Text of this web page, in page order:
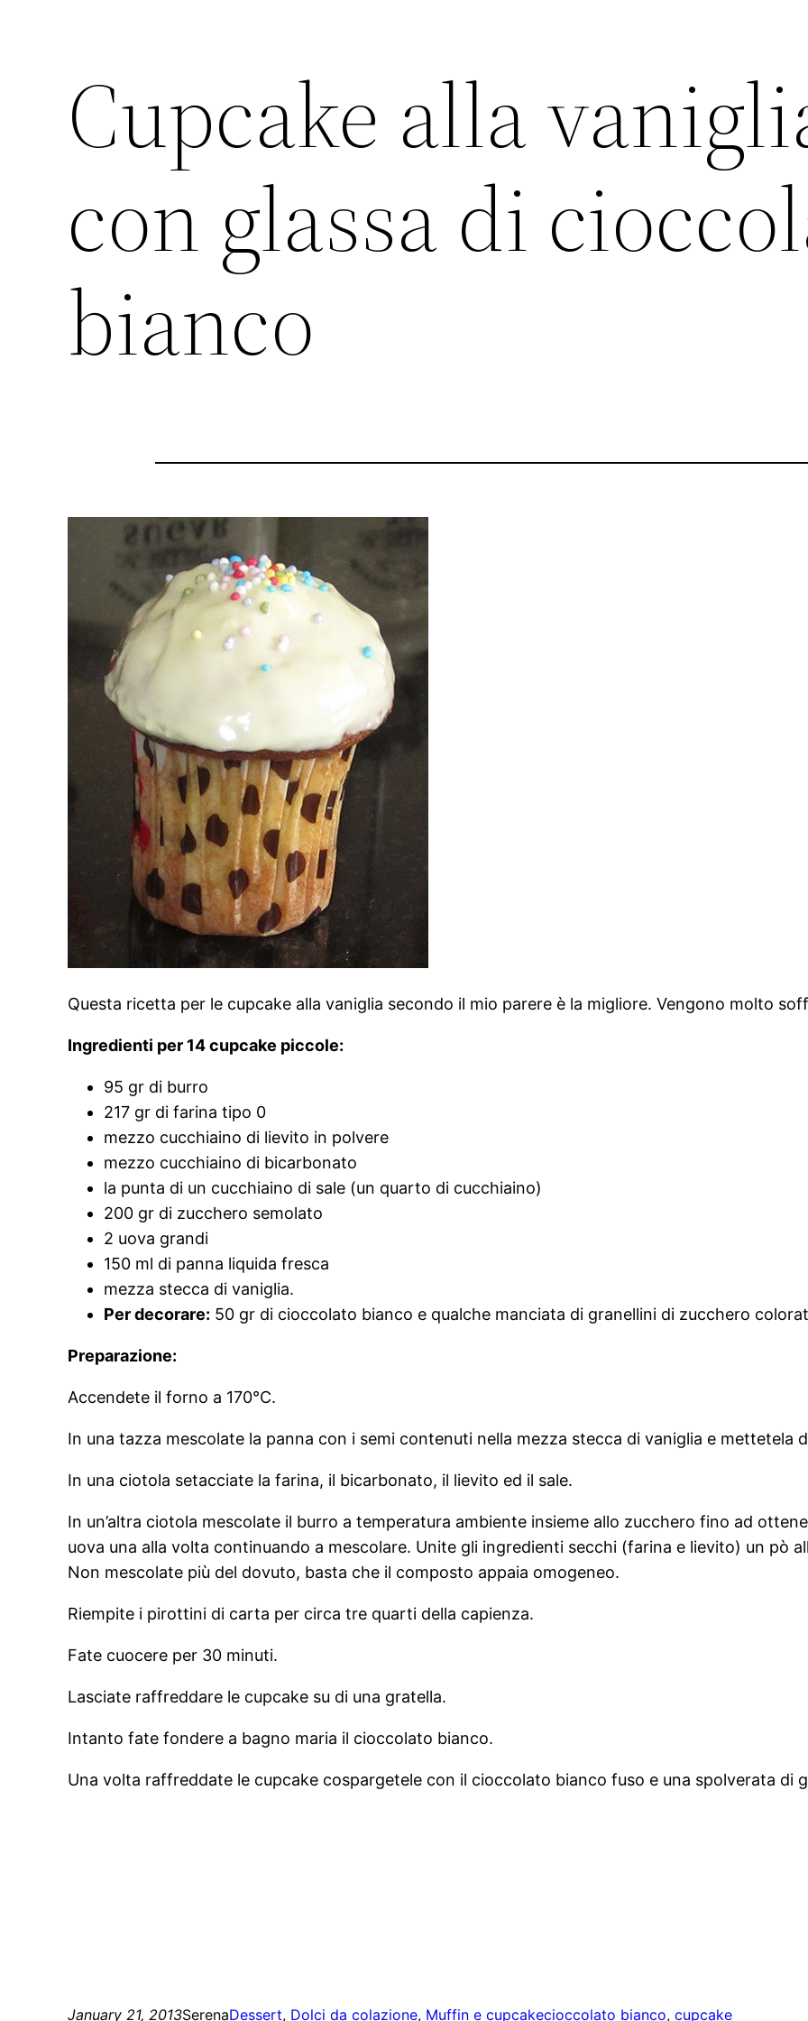
Cupcake alla
con glassa di
bianco
Questa ricetta per le cupcake alla vaniglia secondo il mio parere è la migliore. Vengono molto
Ingredienti per 14 cupcake piccole:
95 gr di burro
217 gr di farina tipo 0
mezzo cucchiaino di lievito in polvere
mezzo cucchiaino di bicarbonato
la punta di un cucchiaino di sale (un quarto di cucchiaino)
200 gr di zucchero semolato
2 uova grandi
150 ml di panna liquida fresca
mezza stecca di vaniglia.
Per decorare: 50 gr di cioccolato bianco e qualche manciata di granellini di zucchero
Preparazione:
Accendete il forno a 170°C.
In una tazza mescolate la panna con i semi contenuti nella mezza stecca di vaniglia e mettetela
In una ciotola setacciate la farina, il bicarbonato, il lievito ed il sale.
In un’altra ciotola mescolate il burro a temperatura ambiente insieme allo zucchero fino ad
uova una alla volta continuando a mescolare. Unite gli ingredienti secchi (farina e lievito) un pò
Non mescolate più del dovuto, basta che il composto appaia omogeneo.
Riempite i pirottini di carta per circa tre quarti della capienza.
Fate cuocere per 30 minuti.
Lasciate raffreddare le cupcake su di una gratella.
Intanto fate fondere a bagno maria il cioccolato bianco.
Una volta raffreddate le cupcake cospargetele con il cioccolato bianco fuso e una spolverata di
January 21, 2013SerenaDessert, Dolci da colazione, Muffin e cupcakecioccolato bianco, cupcake